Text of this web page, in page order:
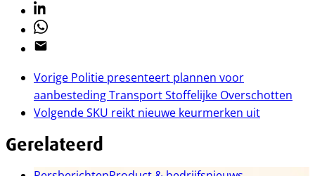
Linkedin
Whatsapp
Email
Vorige Politie presenteert plannen voor
aanbesteding Transport Stoffelijke Overschotten
VolgendeSKU reikt nieuwe keurmerken uit
Gerelateerd